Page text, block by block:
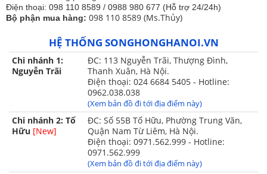
Hiện nay, sản phẩm Chiếu trúc cao cấp hạt đen được ưu
chuộng tại thị trường các nước bởi chất lượng và sự tiện
dụng mà sản phẩm mang lại.Với những ưu thế đặc biệt
trên Chiếu trúc cao cấp hạt đen hứa hẹn sẽ giúp bạn cảm
thất mát mẻ hơn trong mùa hè nóng bức này.
Điện thoại: 098 110 8589 / 0988 980 677 (Hỗ trợ 24/24h)
Bộ phận mua hàng: 098 110 8589 (Ms.Thủy)
HỆ THỐNG SONGHONGHANOI.VN
Chi nhánh 1:
Nguyễn Trãi
ĐC: 113 Nguyễn Trãi, Thượng Đình,
Thanh Xuân, Hà Nội.
Điện thoại: 024 6684 5405 - Hotline:
0962.038.038
(Xem bản đồ đi tới địa điểm này)
Chi nhánh 2: Tố
Hữu [New]
ĐC: Số 55B Tố Hữu, Phường Trung Văn,
Quận Nam Từ Liêm, Hà Nội.
Điện thoại: 0971.562.999 - Hotline:
0971.562.999
(Xem bản đồ đi tới địa điểm này)